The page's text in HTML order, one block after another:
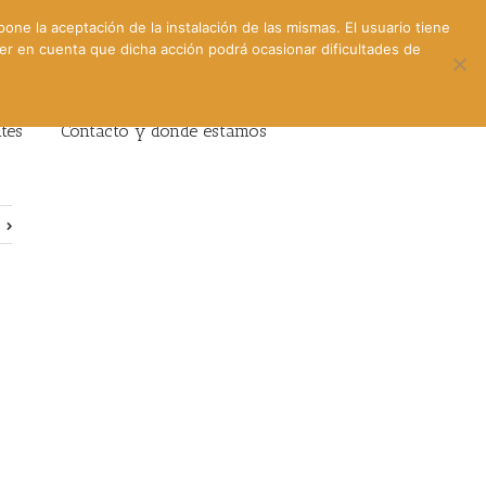
Contacto y dónde estamos
la aceptación de la instalación de las mismas. El usuario tiene
en cuenta que dicha acción podrá ocasionar dificultades de